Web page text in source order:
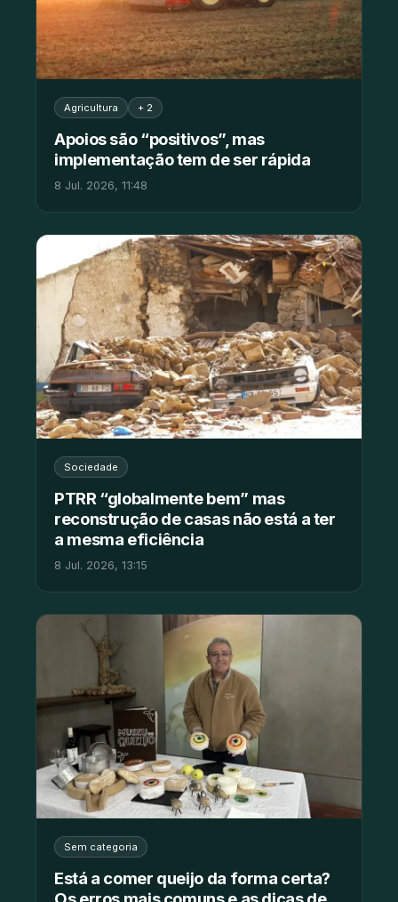
Agricultura + 2
Apoios são “positivos”, mas
implementação tem de ser rápida
8 Jul. 2026, 11:48
Sociedade
PTRR “globalmente bem” mas
reconstrução de casas não está a ter
a mesma eficiência
8 Jul. 2026, 13:15
Sem categoria
Está a comer queijo da forma certa?